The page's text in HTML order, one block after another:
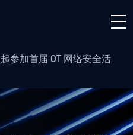
起参加首届 OT 网络安全活